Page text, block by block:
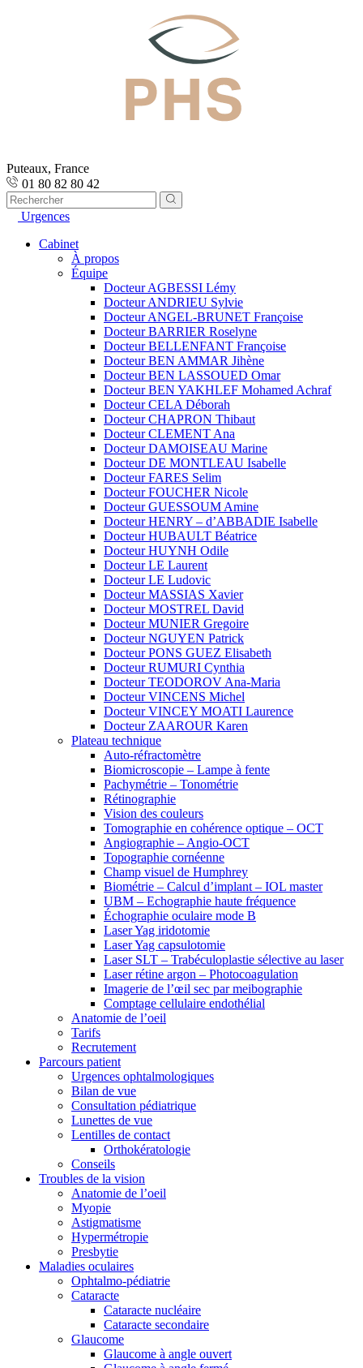
Puteaux, France
01 80 82 80 42
Urgences
Cabinet
À propos
Équipe
Docteur AGBESSI Lémy
Docteur ANDRIEU Sylvie
Docteur ANGEL-BRUNET Françoise
Docteur BARRIER Roselyne
Docteur BELLENFANT Françoise
Docteur BEN AMMAR Jihène
Docteur BEN LASSOUED Omar
Docteur BEN YAKHLEF Mohamed Achraf
Docteur CELA Déborah
Docteur CHAPRON Thibaut
Docteur CLEMENT Ana
Docteur DAMOISEAU Marine
Docteur DE MONTLEAU Isabelle
Docteur FARES Selim
Docteur FOUCHER Nicole
Docteur GUESSOUM Amine
Docteur HENRY – d’ABBADIE Isabelle
Docteur HUBAULT Béatrice
Docteur HUYNH Odile
Docteur LE Laurent
Docteur LE Ludovic
Docteur MASSIAS Xavier
Docteur MOSTREL David
Docteur MUNIER Gregoire
Docteur NGUYEN Patrick
Docteur PONS GUEZ Elisabeth
Docteur RUMURI Cynthia
Docteur TEODOROV Ana-Maria
Docteur VINCENS Michel
Docteur VINCEY MOATI Laurence
Docteur ZAAROUR Karen
Plateau technique
Auto-réfractomètre
Biomicroscopie – Lampe à fente
Pachymétrie – Tonométrie
Rétinographie
Vision des couleurs
Tomographie en cohérence optique – OCT
Angiographie – Angio-OCT
Topographie cornéenne
Champ visuel de Humphrey
Biométrie – Calcul d’implant – IOL master
UBM – Echographie haute fréquence
Échographie oculaire mode B
Laser Yag iridotomie
Laser Yag capsulotomie
Laser SLT – Trabéculoplastie sélective au laser
Laser rétine argon – Photocoagulation
Imagerie de l’œil sec par meibographie
Comptage cellulaire endothélial
Anatomie de l’oeil
Tarifs
Recrutement
Parcours patient
Urgences ophtalmologiques
Bilan de vue
Consultation pédiatrique
Lunettes de vue
Lentilles de contact
Orthokératologie
Conseils
Troubles de la vision
Anatomie de l’oeil
Myopie
Astigmatisme
Hypermétropie
Presbytie
Maladies oculaires
Ophtalmo-pédiatrie
Cataracte
Cataracte nucléaire
Cataracte secondaire
Glaucome
Glaucome à angle ouvert